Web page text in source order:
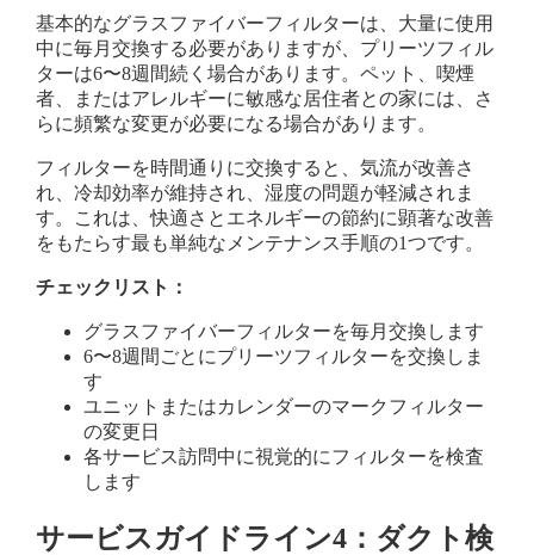
基本的なグラスファイバーフィルターは、大量に使用
中に毎月交換する必要がありますが、プリーツフィル
ターは6〜8週間続く場合があります。ペット、喫煙
者、またはアレルギーに敏感な居住者との家には、さ
らに頻繁な変更が必要になる場合があります。
フィルターを時間通りに交換すると、気流が改善さ
れ、冷却効率が維持され、湿度の問題が軽減されま
す。これは、快適さとエネルギーの節約に顕著な改善
をもたらす最も単純なメンテナンス手順の1つです。
チェックリスト：
グラスファイバーフィルターを毎月交換します
6〜8週間ごとにプリーツフィルターを交換しま
す
ユニットまたはカレンダーのマークフィルター
の変更日
各サービス訪問中に視覚的にフィルターを検査
します
サービスガイドライン4：ダクト検